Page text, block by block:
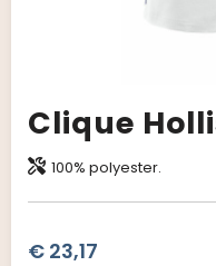
Clique
100% polyester.
€ 23,17